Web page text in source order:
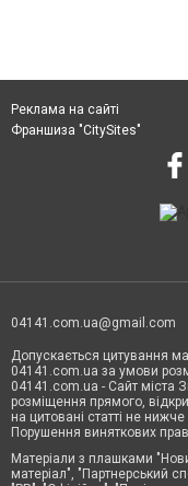
Реклама на сайті
Франшиза "CitySites"
04141.com.ua@gmail.com
Допускається цитування
04141.com.ua за умови
04141.com.ua - Сайт міста
розміщення прямого,
на цитовані статті не
Порушення виняткових
Матеріали з плашками
матеріал", "Партнерський